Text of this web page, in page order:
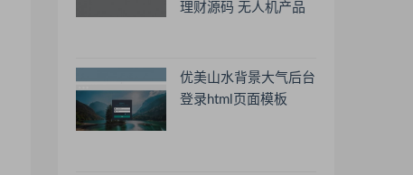
理财源码 无人机产品
优美山水背景大气后台
登录html页面模板